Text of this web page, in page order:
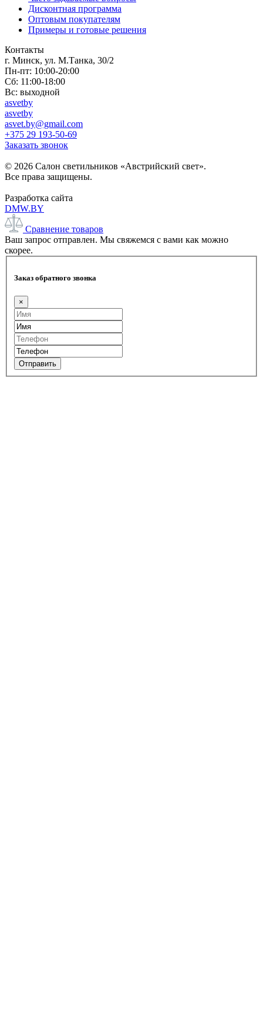
Дисконтная программа
Оптовым покупателям
Примеры и готовые решения
Контакты
г. Минск, ул. М.Танка, 30/2
Пн-пт: 10:00-20:00
Сб: 11:00-18:00
Вс: выходной
asvetby
asvetby
asvet.by@gmail.com
+375 29 193-50-69
Заказать звонок
© 2026 Салон светильников «Австрийский свет».
Все права защищены.
Разработка сайта
DMW.BY
Сравнение товаров
Ваш запрос отправлен. Мы свяжемся с вами как можно
скорее.
Заказ обратного звонка
×
Отправить